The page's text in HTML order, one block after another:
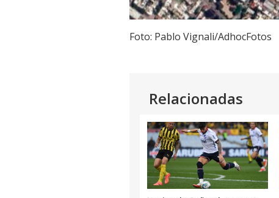
Foto: Pablo Vignali/AdhocFotos
Relacionadas